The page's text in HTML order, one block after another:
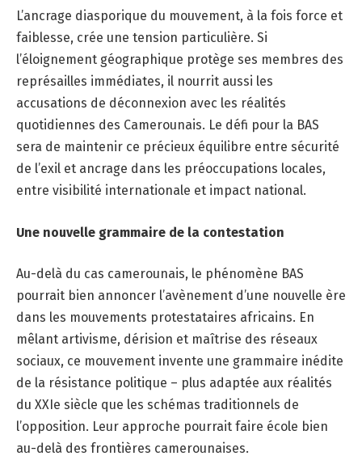
L’ancrage diasporique du mouvement, à la fois force et
faiblesse, crée une tension particulière. Si
l’éloignement géographique protège ses membres des
représailles immédiates, il nourrit aussi les
accusations de déconnexion avec les réalités
quotidiennes des Camerounais. Le défi pour la BAS
sera de maintenir ce précieux équilibre entre sécurité
de l’exil et ancrage dans les préoccupations locales,
entre visibilité internationale et impact national.
Une nouvelle grammaire de la contestation
Au-delà du cas camerounais, le phénomène BAS
pourrait bien annoncer l’avènement d’une nouvelle ère
dans les mouvements protestataires africains. En
mêlant artivisme, dérision et maîtrise des réseaux
sociaux, ce mouvement invente une grammaire inédite
de la résistance politique – plus adaptée aux réalités
du XXIe siècle que les schémas traditionnels de
l’opposition. Leur approche pourrait faire école bien
au-delà des frontières camerounaises.